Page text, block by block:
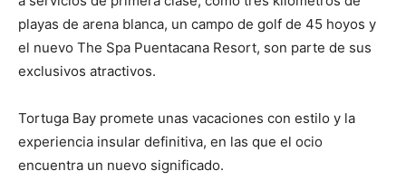
playas de arena blanca, un campo de golf de 45 hoyos y
el nuevo The Spa Puentacana Resort, son parte de sus
exclusivos atractivos.
Tortuga Bay promete unas vacaciones con estilo y la
experiencia insular definitiva, en las que el ocio
encuentra un nuevo significado.